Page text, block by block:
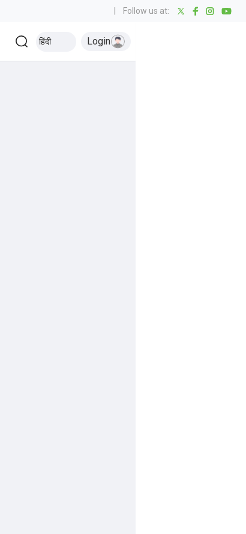
Follow us at:
हिंदी Login
कैप